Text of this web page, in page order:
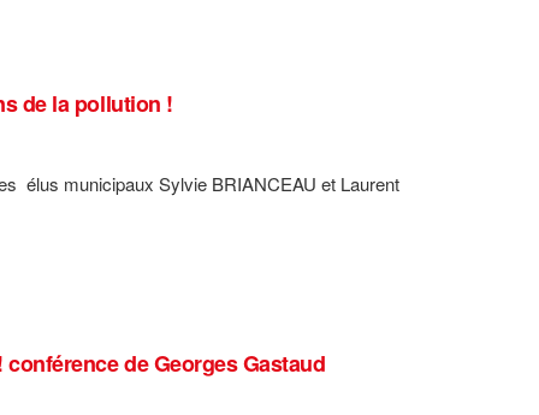
de la pollution !
élus municipaux Sylvie BRIANCEAU et Laurent
de Georges Gastaud